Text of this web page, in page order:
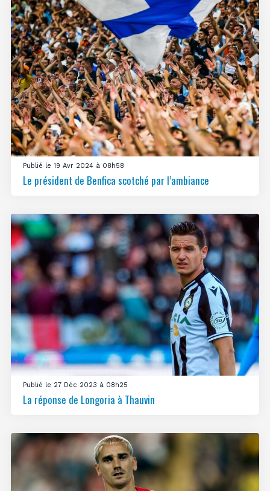
Publié le 19 Avr 2024 à 08h58
Le président de Benfica scotché par l’ambiance
Publié le 27 Déc 2023 à 08h25
La réponse de Longoria à Thauvin